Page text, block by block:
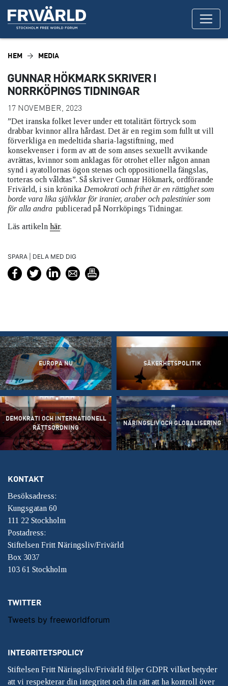
HEM MEDIA
GUNNAR HÖKMARK SKRIVER I
NORRKÖPINGS TIDNINGAR
17 NOVEMBER, 2023
”Det iranska folket lever under ett totalitärt förtryck som
drabbar kvinnor allra hårdast. Det är en regim som fullt ut vill
förverkliga en medeltida sharia-lagstiftning, med
konsekvenser i form av att de som anses sexuellt avvikande
avrättas, kvinnor som anklagas för otrohet eller någon annan
synd i ayatollornas ögon stenas och oppositionella fängslas,
torteras och våldtas”. Så skriver Gunnar Hökmark, ordförande
Frivärld, i sin krönika Demokrati och frihet är en rättighet som
borde vara lika självklar för iranier, araber och palestinier som
för alla andra publicerad på Norrköpings Tidningar.
Läs artikeln här.
SPARA | DELA MED DIG
EUROPA NU SÄKERHETSPOLITIK
DEMOKRATI OCH INTERNATIONELL
RÄTTSORDNING
NÄRINGSLIV OCH GLOBALISERING
KONTAKT
Besöksadress:
Kungsgatan 60
111 22 Stockholm
Postadress:
Stiftelsen Fritt Näringsliv/Frivärld
Box 3037
103 61 Stockholm
TWITTER
Tweets by freeworldforum
INTEGRITETSPOLICY
Stiftelsen Fritt Näringsliv/Frivärld följer GDPR vilket betyder
att vi respekterar din integritet och din rätt att ha kontroll över